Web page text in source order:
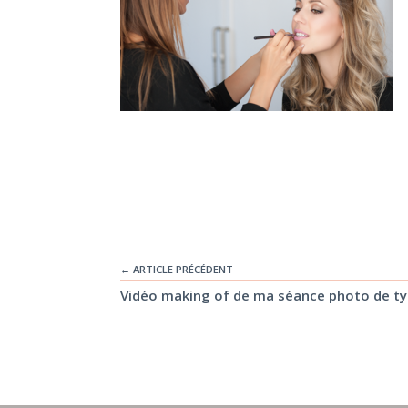
← ARTICLE PRÉCÉDENT
Vidéo making of de ma séance photo de